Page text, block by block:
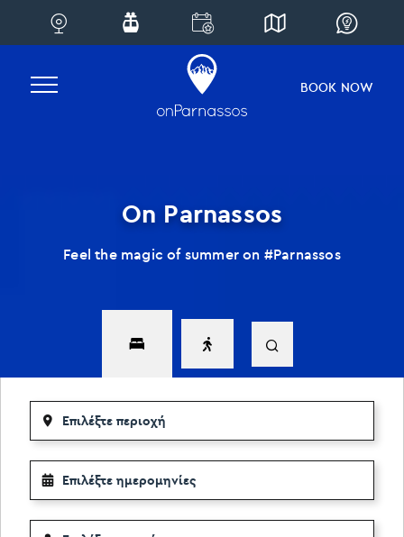
content
BOOK NOW
On Parnassos
Feel the magic of summer on #Parnassos